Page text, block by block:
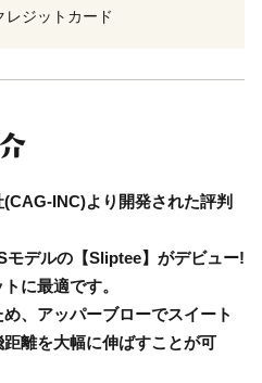
レジットカード
INC)より開発された評判
モデルの【Sliptee】がデビュー!
に最適です。
、アッパーブローでスイート
離を大幅に伸ばすことが可